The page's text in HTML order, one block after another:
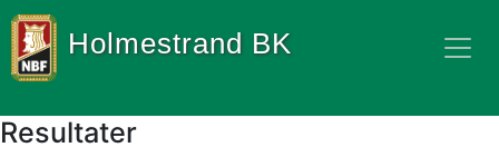
Holmestrand BK
Resultater